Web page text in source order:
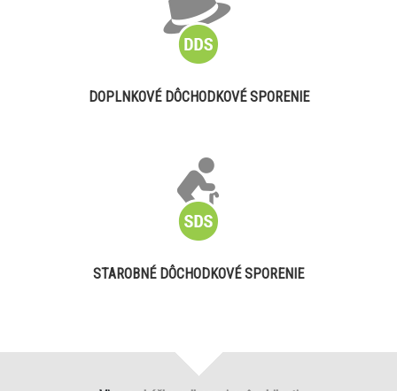
DOPLNKOVÉ DÔCHODKOVÉ SPORENIE
STAROBNÉ DÔCHODKOVÉ SPORENIE